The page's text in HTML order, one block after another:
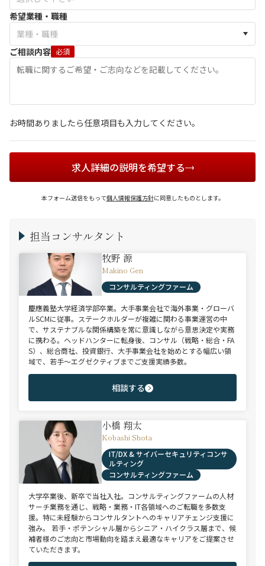
希望業種・職種
ご相談内容 必須
お時間ありましたら任意項目も入力してください。
求人詳細の説明を希望する
本フォーム送信をもって個人情報保護方針に同意したものとします。
担当コンサルタント
牧野 源
Makino Gen
コンサルティングファーム
慶應義塾大学経済学部卒業。大手事業会社で海外事業・グローバ
ルSCMに従事。ステークホルダーが複雑に関わる事業運営の中
で、サステナブルな関係構築を常に意識しながら意思決定や実務
に携わる。ヘッドハンターに転身後、コンサル（戦略・総合・FA
S）、総合商社、投資銀行、大手事業会社を始めとする幅広い領
域で、若手～エグゼクティブまでご支援実績多数。
相談する
小橋 翔太
Kobashi Shota
IT/DX & サイバーセキュリティコンサ
ルティング
コンサルティングファーム
大学卒業後、新卒で当社入社。コンサルティングファームの人材
サーチ業務を通じ、戦略・業務・IT各領域へのご転職を多数支
援。特に未経験からコンサルタントへのキャリアチェンジ支援に
強み。 若手・ポテンシャル層からシニア・ハイクラス層まで、候
補者様のご志向と市場動向を踏まえ最適なキャリアをご提案させ
ていただきます。